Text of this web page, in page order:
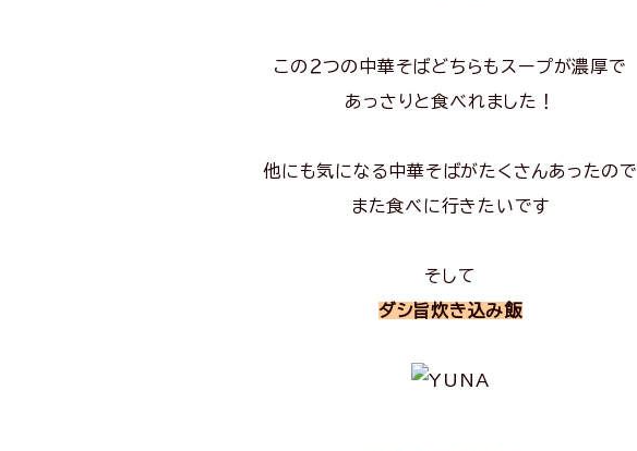
この２つの中華そばどちらもスープが濃厚で
あっさりと食べれました！
他にも気になる中華そばがたくさんあったので
また食べに行きたいです
そして
ダシ旨炊き込み飯